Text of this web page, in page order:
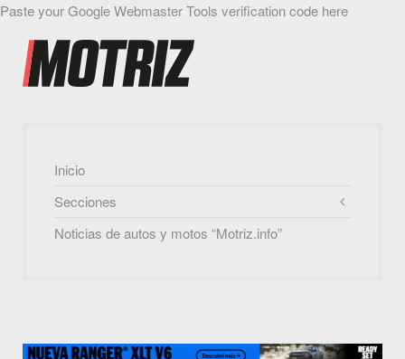
Paste your Google Webmaster Tools verification code here
Inicio
Secciones
Noticias de autos y motos “Motriz.info”